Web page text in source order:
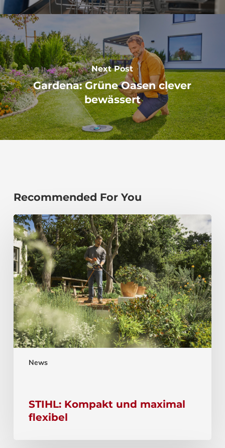
Next Post
Gardena: Grüne Oasen clever
bewässert
Recommended For You
News
STIHL: Kompakt und maximal
flexibel